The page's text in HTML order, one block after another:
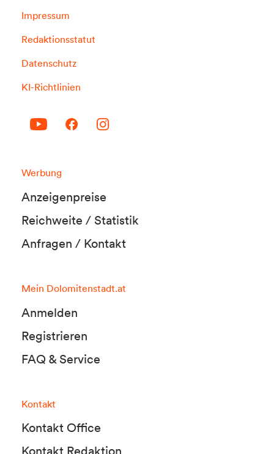
Impressum
Redaktionsstatut
Datenschutz
KI-Richtlinien
Werbung
Anzeigenpreise
Reichweite / Statistik
Anfragen / Kontakt
Mein Dolomitenstadt.at
Anmelden
Registrieren
FAQ & Service
Kontakt
Kontakt Office